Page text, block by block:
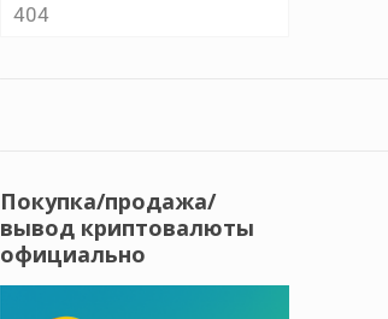
404
Покупка/продажа/
вывод криптовалюты
официально